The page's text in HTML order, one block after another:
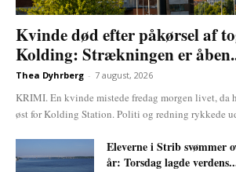
Kvinde død efter påkørsel af
Kolding: Strækningen er
Thea Dyhrberg - 7 august, 2026
KRIMI. En kvinde mistede fredag morgen livet, da
øst for Kolding Station. Politi og redning rykkede
Eleverne i Strib svømmer
år: Torsdag lagde